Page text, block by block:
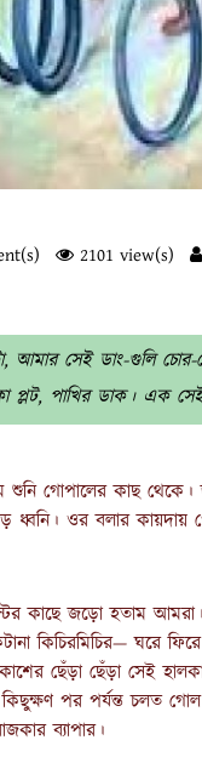
2101 view(s)
আমার সেই ডাং-গুলি
পাখির ডাক। এক
শুনি গোপালের কাছ
ওর বলার কায়দায়
কাছে জড়ো হতাম
কিচিরমিচির— ঘরে
ছেঁড়া ছেঁড়া সেই
পর পর্যন্ত চলত গোল
ব্যাপার।